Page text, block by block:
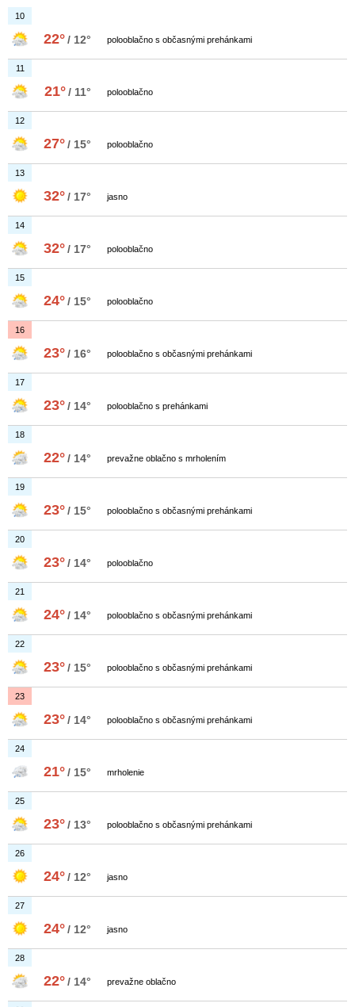
10
22°/ 12° polooblačno s občasnými prehánkami
11
21° / 11° polooblačno
12
27°/ 15° polooblačno
13
32°/ 17° jasno
14
32°/ 17° polooblačno
15
24°/ 15° polooblačno
16
23°/ 16° polooblačno s občasnými prehánkami
17
23°/ 14° polooblačno s prehánkami
18
22°/ 14° prevažne oblačno s mrholením
19
23°/ 15° polooblačno s občasnými prehánkami
20
23°/ 14° polooblačno
21
24°/ 14° polooblačno s občasnými prehánkami
22
23°/ 15° polooblačno s občasnými prehánkami
23
23°/ 14° polooblačno s občasnými prehánkami
24
21°/ 15° mrholenie
25
23°/ 13° polooblačno s občasnými prehánkami
26
24°/ 12° jasno
27
24°/ 12° jasno
28
22°/ 14° prevažne oblačno